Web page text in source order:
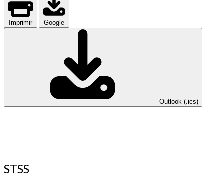
Imprimir Google
Outlook (.ics)
STSS